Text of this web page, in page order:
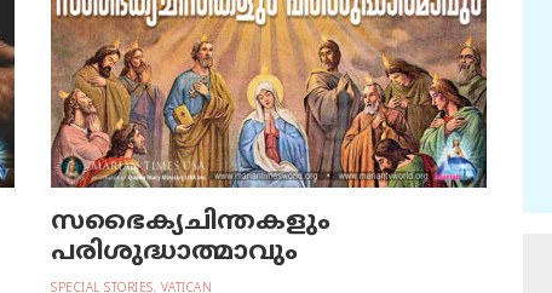
സഭൈക്യചിന്തകളും
പരിശുദ്ധാത്മാവും
SPECIAL STORIES, VATICAN